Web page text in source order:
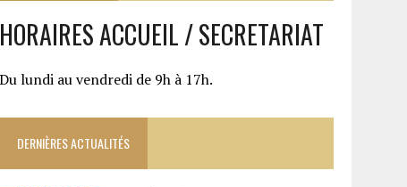
HORAIRES ACCUEIL / SECRETARIAT
Du lundi au vendredi de 9h à 17h.
DERNIÈRES ACTUALITÉS